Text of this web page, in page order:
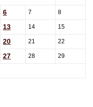
6 7 8
13 14 15
20 21 22
27 28 29